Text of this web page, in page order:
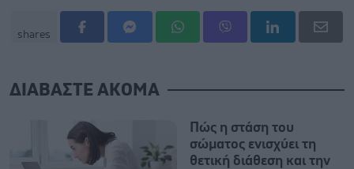
shares
ΔΙΑΒΑΣΤΕ ΑΚΟΜΑ
Πώς η στάση του
σώματος ενισχύει τη
θετική διάθεση και την